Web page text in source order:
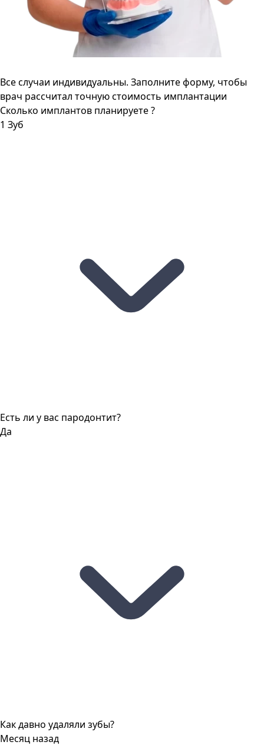
Все случаи индивидуальны. Заполните форму, чтобы
врач рассчитал точную стоимость имплантации
Сколько имплантов планируете ?
1 Зуб
Есть ли у вас пародонтит?
Да
Как давно удаляли зубы?
Месяц назад